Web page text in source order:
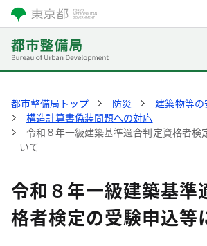
都市整備局トップ 防災
建築物等の
構造計算書偽装問題への対応
令和８年一級建築基準適合判定資格者検
いて
令和８年一級建築基準
格者検定の受験申込等